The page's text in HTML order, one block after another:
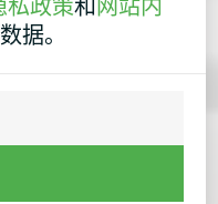
私政策和 网站内
据。